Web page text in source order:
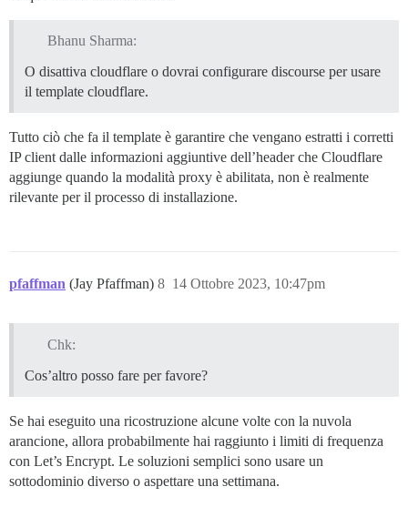
Bhanu Sharma:
O disattiva cloudflare o dovrai configurare discourse per usare
il template cloudflare.
Tutto ciò che fa il template è garantire che vengano estratti i corretti
IP client dalle informazioni aggiuntive dell’header che Cloudflare
aggiunge quando la modalità proxy è abilitata, non è realmente
rilevante per il processo di installazione.
pfaffman (Jay Pfaffman) 14 Ottobre 2023, 10:47pm
8
Chk:
Cos’altro posso fare per favore?
Se hai eseguito una ricostruzione alcune volte con la nuvola
arancione, allora probabilmente hai raggiunto i limiti di frequenza
con Let’s Encrypt. Le soluzioni semplici sono usare un
sottodominio diverso o aspettare una settimana.